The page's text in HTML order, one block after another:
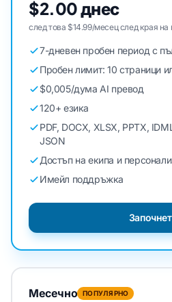
$2.00 днес
след това $14.99/месец след края на
7-дневен пробен период с
Пробен лимит: 10 страници
$0,005/дума AI превод
120+ езика
PDF, DOCX, XLSX, PPTX,
JSON
Достъп на екипа и
Имейл поддръжка
Месечно ПОПУЛЯРНО